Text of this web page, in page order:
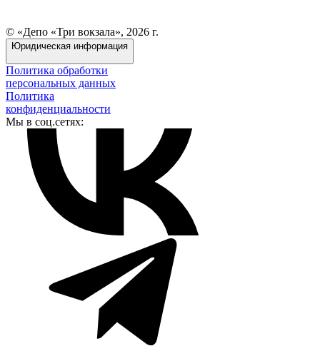
© «Депо «Три вокзала», 2026 г.
Юридическая информация
Политика обработки
персональных данных
Политика
конфиденциальности
Мы в соц.сетях: